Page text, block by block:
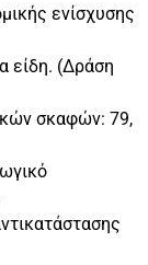
ενίσχυσης
είδη. (Δράση
σκαφών: 79,